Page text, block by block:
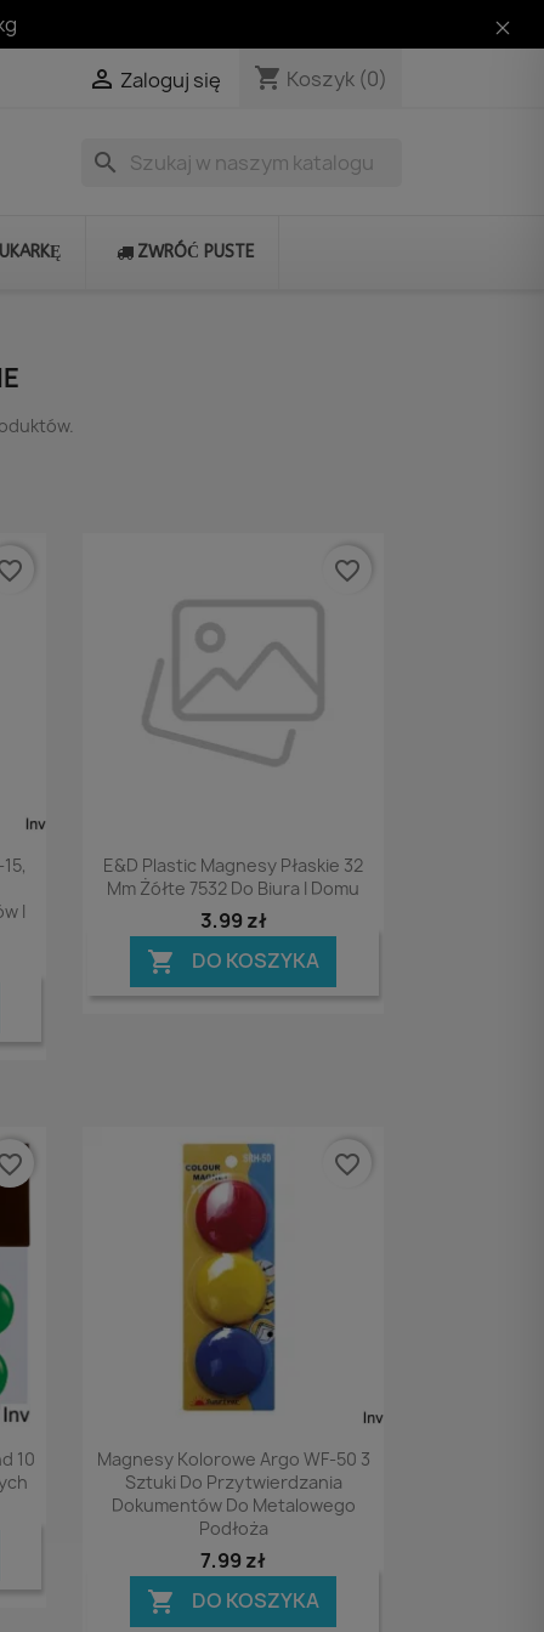
 Zaloguj się shopping_cart Koszyk (0)
search
ZWRÓĆ PUSTE
I
Podgląd
E&D Plastic Magnesy Płaskie 32
Mm Żółte 7532 Do Biura I Domu
3,99 zł
 DO KOSZYKA
favorite_border
10
Podgląd
Magnesy Kolorowe Argo WF-50 3
Sztuki Do Przytwierdzania
Dokumentów Do Metalowego
Podłoża
7,99 zł
 DO KOSZYKA
favorite_border